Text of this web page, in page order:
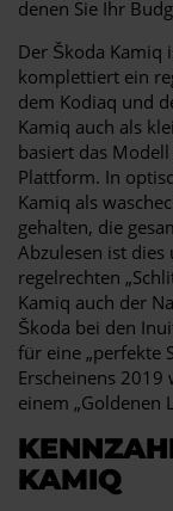
denen Sie Ihr
Der Škoda Kamiq
komplettiert ein
dem Kodiaq und
Kamiq auch als
basiert das
Plattform. In
Kamiq als
gehalten, die
Abzulesen ist dies
regelrechten
Kamiq auch der
Škoda bei den
für eine „perfekte
Erscheinens
einem „Goldenen
KAMIQ